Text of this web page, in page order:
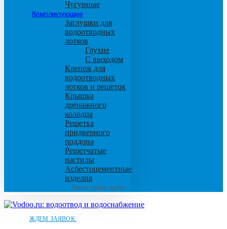
Чугунные
Комплектующие
Заглушки для
водоотводных
лотков
Глухие
С выходом
Крепеж для
водоотводных
лотков и решеток
Крышка
дренажного
колодца
Решетка
придверного
поддона
Решетчатые
настилы
Асбестоцементные
изделия
Листы, плиты, трубы
ЖДЕМ ЗАЯВОК: